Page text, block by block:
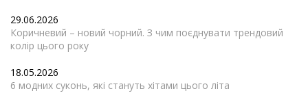
29.06.2026
Коричневий – новий чорний. З чим поєднувати трендовий
колір цього року
18.05.2026
6 модних суконь, які стануть хітами цього літа